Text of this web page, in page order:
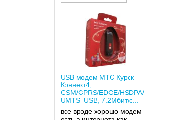
USB модем МТС Курск
Коннект4,
GSM/GPRS/EDGE/HSDPA/
UMTS, USB, 7.2Мбит/с...
все вроде хорошо модем